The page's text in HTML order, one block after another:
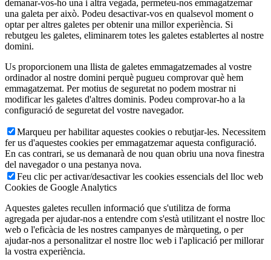
demanar-vos-ho una i altra vegada, permeteu-nos emmagatzemar
una galeta per això. Podeu desactivar-vos en qualsevol moment o
optar per altres galetes per obtenir una millor experiència. Si
rebutgeu les galetes, eliminarem totes les galetes establertes al nostre
domini.
Us proporcionem una llista de galetes emmagatzemades al vostre
ordinador al nostre domini perquè pugueu comprovar què hem
emmagatzemat. Per motius de seguretat no podem mostrar ni
modificar les galetes d'altres dominis. Podeu comprovar-ho a la
configuració de seguretat del vostre navegador.
Marqueu per habilitar aquestes cookies o rebutjar-les. Necessitem
fer us d'aquestes cookies per emmagatzemar aquesta configuració.
En cas contrari, se us demanarà de nou quan obriu una nova finestra
del navegador o una pestanya nova.
Feu clic per activar/desactivar les cookies essencials del lloc web
Cookies de Google Analytics
Aquestes galetes recullen informació que s'utilitza de forma
agregada per ajudar-nos a entendre com s'està utilitzant el nostre lloc
web o l'eficàcia de les nostres campanyes de màrqueting, o per
ajudar-nos a personalitzar el nostre lloc web i l'aplicació per millorar
la vostra experiència.